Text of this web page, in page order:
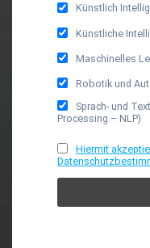
Künstlich
Künstliche
Maschinelles
Robotik und
Sprach- und
Processing – NLP)
Hiermit